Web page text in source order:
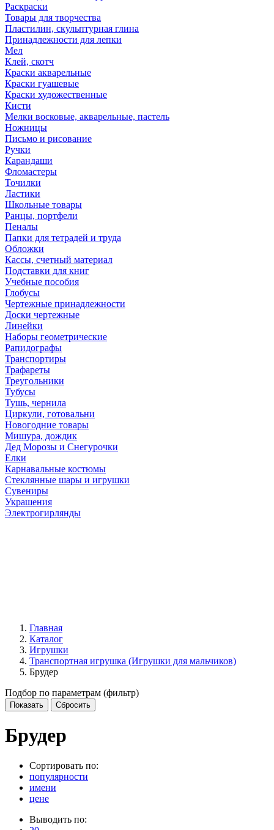
Раскраски
Товары для творчества
Пластилин, скульптурная глина
Принадлежности для лепки
Мел
Клей, скотч
Краски акварельные
Краски гуашевые
Краски художественные
Кисти
Мелки восковые, акварельные, пастель
Ножницы
Письмо и рисование
Ручки
Карандаши
Фломастеры
Точилки
Ластики
Школьные товары
Ранцы, портфели
Пеналы
Папки для тетрадей и труда
Обложки
Кассы, счетный материал
Подставки для книг
Учебные пособия
Глобусы
Чертежные принадлежности
Доски чертежные
Линейки
Наборы геометрические
Рапидографы
Транспортиры
Трафареты
Треугольники
Тубусы
Тушь, чернила
Циркули, готовальни
Новогодние товары
Мишура, дождик
Дед Морозы и Снегурочки
Елки
Карнавальные костюмы
Стеклянные шары и игрушки
Сувениры
Украшения
Электрогирлянды
Главная
Каталог
Игрушки
Транспортная игрушка (Игрушки для мальчиков)
Брудер
Подбор по параметрам (фильтр)
Брудер
Сортировать по:
популярности
имени
цене
Выводить по: